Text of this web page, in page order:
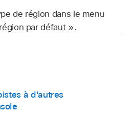
de région dans le menu
par défaut ».
à d’autres